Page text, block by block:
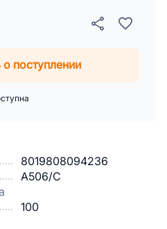
8019808094236
A506/C
100
поступлении